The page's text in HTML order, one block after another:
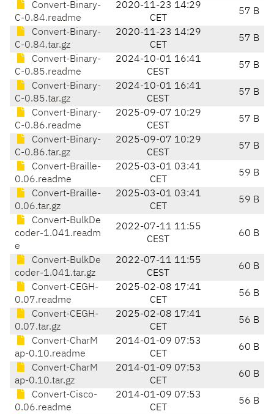
Convert-Binary-
C-0.84.readme
2020-11-23 14:29
CET
57 B
Convert-Binary-
C-0.84.tar.gz
2020-11-23 14:29
CET
57 B
Convert-Binary-
C-0.85.readme
2024-10-01 16:41
CEST
57 B
Convert-Binary-
C-0.85.tar.gz
2024-10-01 16:41
CEST
57 B
Convert-Binary-
C-0.86.readme
2025-09-07 10:29
CEST
57 B
Convert-Binary-
C-0.86.tar.gz
2025-09-07 10:29
CEST
57 B
Convert-Braille-
0.06.readme
2025-03-01 03:41
CET
59 B
Convert-Braille-
0.06.tar.gz
2025-03-01 03:41
CET
59 B
Convert-BulkDe
coder-1.041.readm
e
2022-07-11 11:55
CEST
60 B
Convert-BulkDe
coder-1.041.tar.gz
2022-07-11 11:55
CEST
60 B
Convert-CEGH-
0.07.readme
2025-02-08 17:41
CET
56 B
Convert-CEGH-
0.07.tar.gz
2025-02-08 17:41
CET
56 B
Convert-CharM
ap-0.10.readme
2014-01-09 07:53
CET
60 B
Convert-CharM
ap-0.10.tar.gz
2014-01-09 07:53
CET
60 B
Convert-Cisco-
0.06.readme
2014-01-09 07:53
CET
56 B